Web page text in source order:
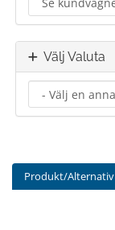
Välj Valuta
Produkt/Alternativ